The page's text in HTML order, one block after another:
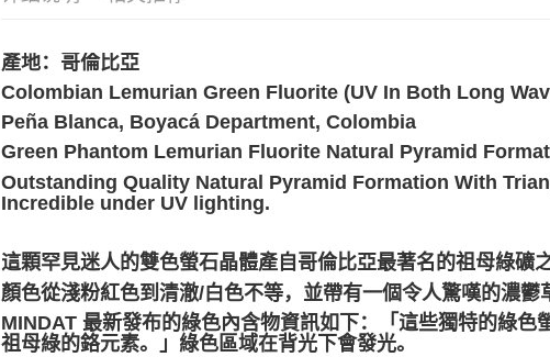
產地：哥倫比亞
Colombian Lemurian Green Fluorite (UV In Both Long
Peña Blanca, Boyacá Department, Colombia
Green Phantom Lemurian Fluorite Natural Pyramid
Outstanding Quality Natural Pyramid Formation With
Incredible under UV lighting.
這顆罕見迷人的雙色螢石晶體產自哥倫比亞最著名的祖母綠礦之
顏色從淺粉紅色到清澈/白色不等，並帶有一個令人驚嘆的濃鬱
MINDAT 最新發布的綠色內含物資訊如下：「這些獨特的綠
祖母綠的鉻元素。」綠色區域在背光下會發光。